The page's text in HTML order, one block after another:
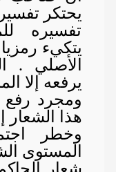
يحتكر
تفسيره
يتكيء
الأصلي .
يرفعه إلا
ومجرد رفع
هذا الشعار
وخطر
المستوى